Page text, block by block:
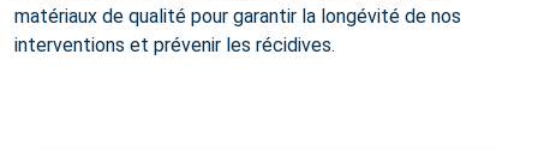
matériaux de qualité pour garantir la longévité de nos
interventions et prévenir les récidives.